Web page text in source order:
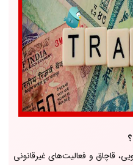
قاچاق و فعالیت‌های غیرقانونی